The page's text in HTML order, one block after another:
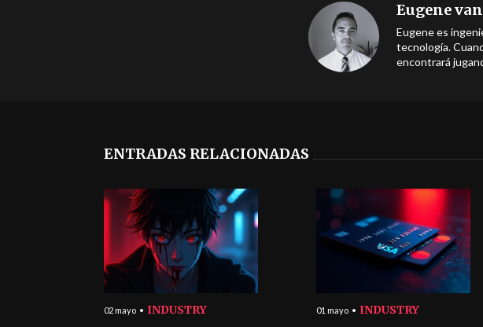
Eugene
Eugene es
tecnología.
encontrará
ENTRADAS RELACIONADAS
02 mayo INDUSTRY 01 mayo INDUSTRY